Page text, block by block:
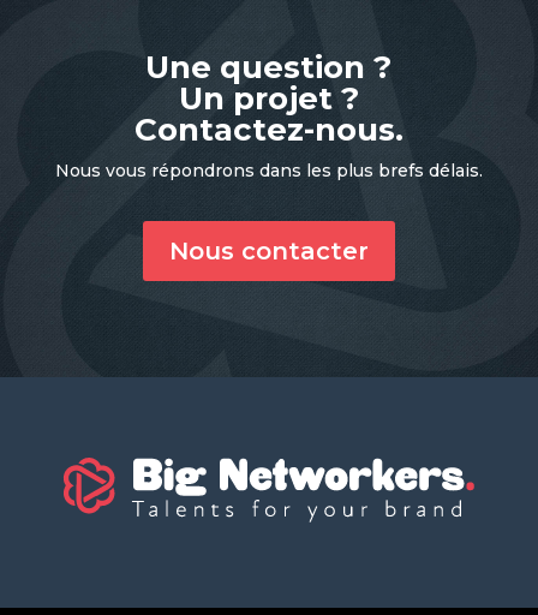
Une question ?
Un projet ?
Contactez-nous.
Nous vous répondrons dans les plus brefs délais.
Nous contacter